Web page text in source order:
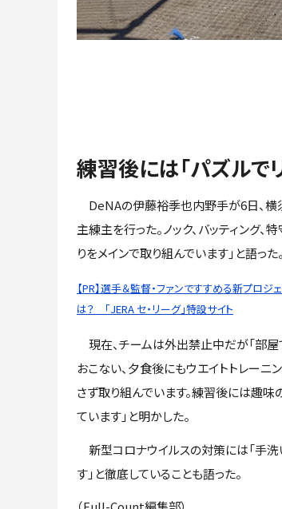
練習後には「パズルで
DeNAの伊藤裕季也内野手が6日、横
主練主を行った。ノック、バッティング、
りをメインで取り組んでいます」と語った。
【PR】選手＆監督・ファンですすめる新プロジェ
は？ 「JERA セ・リーグ」特設サイト
現在、チームは外出禁止中だが「部
おこない、夕食後にもウエイトトレーニ
さず取り組んでいます。練習後には趣味
ています」と明かした。
新型コロナウイルスの対策には「手洗
す」と徹底していることも語った。